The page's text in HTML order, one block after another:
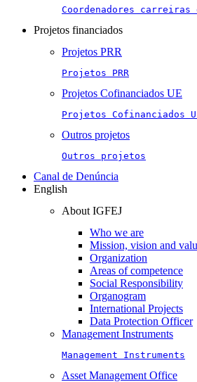
Coordenadores carreiras
Projetos financiados
Projetos PRR
Projetos PRR
Projetos Cofinanciados UE
Projetos Cofinanciados
Outros projetos
Outros projetos
Canal de Denúncia
English
About IGFEJ
Who we are
Mission, vision and
Organization
Areas of competence
Social Responsibility
Organogram
International Projects
Data Protection Officer
Management Instruments
Management Instruments
Asset Management Office